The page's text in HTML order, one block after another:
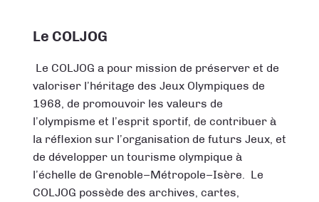
Le COLJOG
Le COLJOG a pour mission de préserver et de
valoriser l’héritage des Jeux Olympiques de
1968, de promouvoir les valeurs de
l’olympisme et l’esprit sportif, de contribuer à
la réflexion sur l’organisation de futurs Jeux, et
de développer un tourisme olympique à
l’échelle de Grenoble–Métropole–Isère. Le
COLJOG possède des archives, cartes,